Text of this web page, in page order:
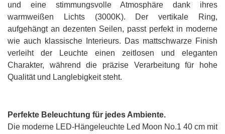
und eine stimmungsvolle Atmosphäre dank ihres
warmweißen Lichts (3000K). Der vertikale Ring,
aufgehängt an dezenten Seilen, passt perfekt in moderne
wie auch klassische Interieurs. Das mattschwarze Finish
verleiht der Leuchte einen zeitlosen und eleganten
Charakter, während die präzise Verarbeitung für hohe
Qualität und Langlebigkeit steht.
Perfekte Beleuchtung für jedes Ambiente.
Die moderne LED-Hängeleuchte Led Moon No.1 40 cm mit